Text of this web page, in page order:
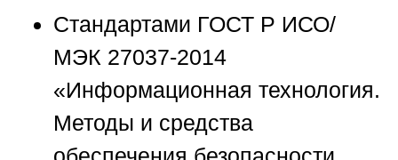
Стандартами ГОСТ Р ИСО/
МЭК 27037-2014
«Информационная технология.
Методы и средства